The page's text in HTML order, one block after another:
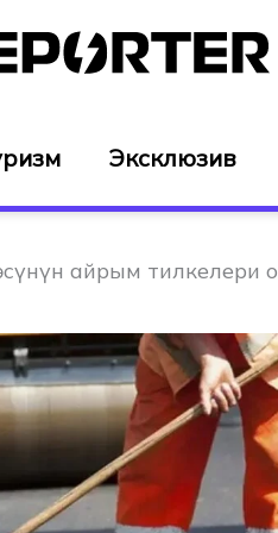
Эксклюзив
айрым тилкелери